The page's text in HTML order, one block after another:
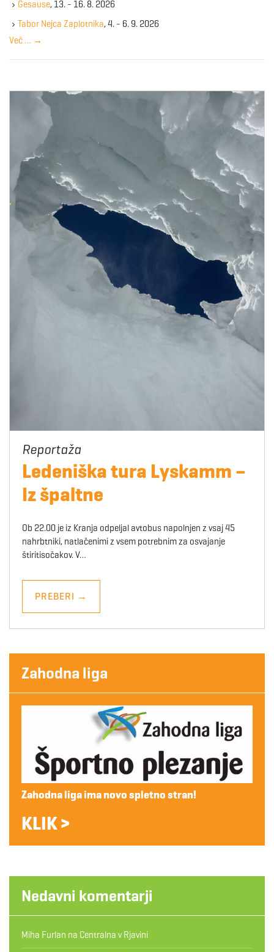
e
y
w
r
Gesause, 13. - 16. 8. 2026
Tabor Nejca Zaplotnika, 4. - 6. 9. 2026
Več … →
Ledeniška tura Lyskamm –
Iz špaltne
Ob 22.00 je iz Kranja odpeljal avtobus napolnjen z vsaj 45
nahrbtniki, natlačenimi z vsem potrebnim za osvajanje
štiritisočakov. V…
PREBERI →
Zahodna liga
Zahodna liga ima novo spletno stran!
KLIK >
Nedavni komentarji
Miha Furlan na Centralna v Rjavini